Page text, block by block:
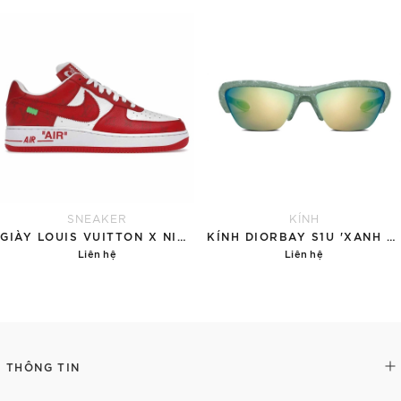
SNEAKER
GIÀY LOUIS VUITTON X NIKE AIR FORCE 1 RED
Liên hệ
KÍNH
KÍNH DIORBAY S1U 'XANH NGỌC'
Liên hệ
THÔNG TIN